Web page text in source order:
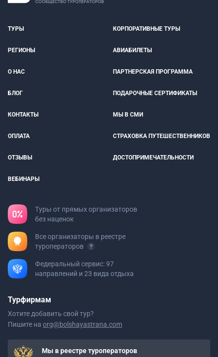
ТУРЫ КОРПОРАТИВНЫЕ ТУРЫ
РЕГИОНЫ АВИАБИЛЕТЫ
О НАС ПАРТНЕРСКАЯ ПРОГРАММА
БЛОГ ПОДАРОЧНЫЕ СЕРТИФИКАТЫ
КОНТАКТЫ МЫ В СМИ
ОПЛАТА СТРАХОВКА ПУТЕШЕСТВЕННИКОВ
ОТЗЫВЫ ДОСТОПРИМЕЧАТЕЛЬНОСТИ
ВЕБИНАРЫ
Туры от прямых организаторов
без наценок
Все организаторы в реестре
туроператоров
Федеральный сервис: 97
направлений и 23 вида отдыха
Турфирмам
Хотите добавить свой тур?
Пишите на org@bolshayastrana.com
Мы в реестре туроператоров